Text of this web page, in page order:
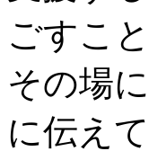
ごすこ
その場
に伝え